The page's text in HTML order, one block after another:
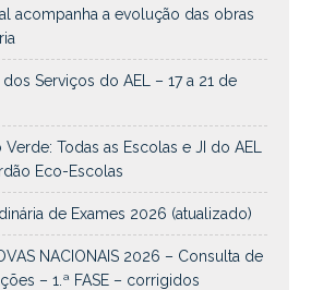
acompanha a evolução das obras
Serviços do AEL – 17 a 21 de
Todas as Escolas e JI do AEL
Eco-Escolas
de Exames 2026 (atualizado)
NACIONAIS 2026 – Consulta de
– 1.ª FASE – corrigidos